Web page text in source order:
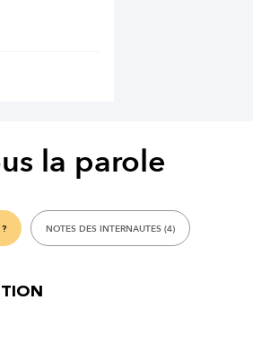
la parole
NOTES DES INTERNAUTES (4)